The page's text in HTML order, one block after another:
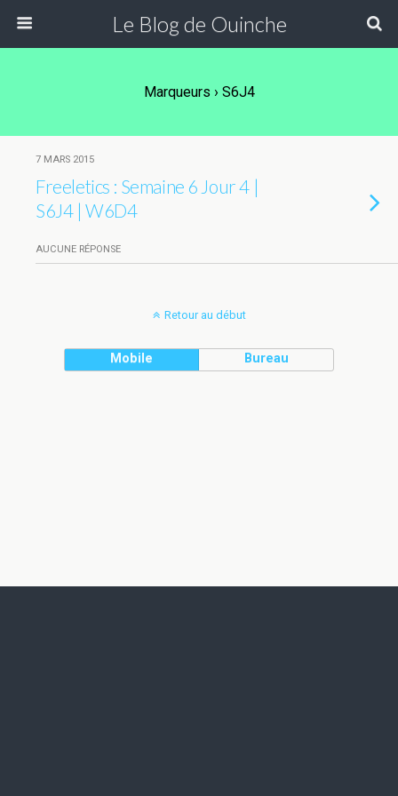
Le Blog de Ouinche
Marqueurs › S6J4
7 MARS 2015
Freeletics : Semaine 6 Jour 4 |
S6J4 | W6D4
AUCUNE RÉPONSE
Retour au début
Mobile Bureau